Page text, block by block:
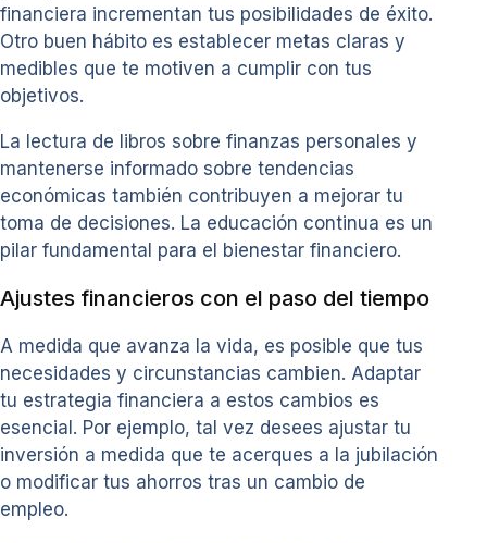
financiera incrementan tus posibilidades de éxito.
Otro buen hábito es establecer metas claras y
medibles que te motiven a cumplir con tus
objetivos.
La lectura de libros sobre finanzas personales y
mantenerse informado sobre tendencias
económicas también contribuyen a mejorar tu
toma de decisiones. La educación continua es un
pilar fundamental para el bienestar financiero.
Ajustes financieros con el paso del tiempo
A medida que avanza la vida, es posible que tus
necesidades y circunstancias cambien. Adaptar
tu estrategia financiera a estos cambios es
esencial. Por ejemplo, tal vez desees ajustar tu
inversión a medida que te acerques a la jubilación
o modificar tus ahorros tras un cambio de
empleo.